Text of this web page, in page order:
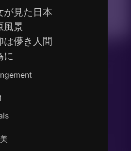
が見た日本
風景
は儚き人間
に